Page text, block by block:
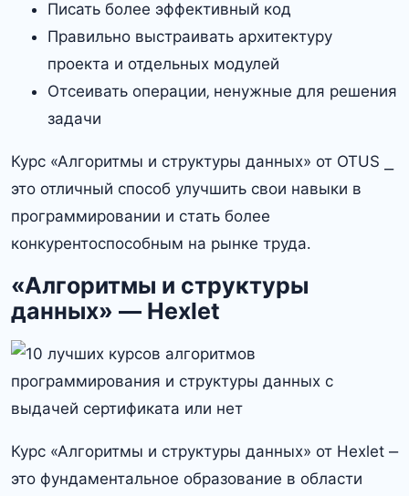
Писать более эффективный код
Правильно выстраивать архитектуру
проекта и отдельных модулей
Отсеивать операции‚ ненужные для решения
задачи
Курс «Алгоритмы и структуры данных» от OTUS ⎯
это отличный способ улучшить свои навыки в
программировании и стать более
конкурентоспособным на рынке труда․
«Алгоритмы и структуры
данных» — Hexlet
Курс «Алгоритмы и структуры данных» от Hexlet ⎼
это фундаментальное образование в области